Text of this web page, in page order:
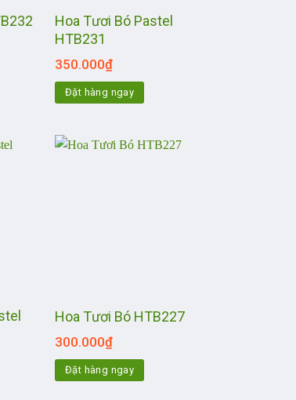
Hoa Tươi Bó Pastel
HTB231
350.000₫
Đặt hàng ngay
Hoa Tươi Bó HTB227
300.000₫
Đặt hàng ngay